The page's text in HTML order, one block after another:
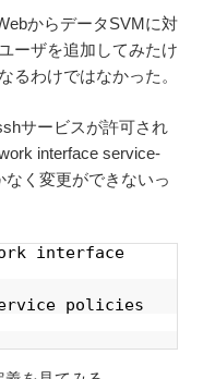
からデータSVMに対
ーザを追加してみたけ
るわけではなかった。
サービスが許可され
interface service-
く変更ができないっ
interface
policies